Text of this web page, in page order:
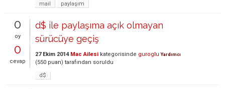
mail
paylaşım
0
oy
0
cevap
d$ ile paylaşıma açık olmayan
sürücüye geçiş
27 Ekim 2014 Mac Ailesi kategorisinde guroglu Yardımcı
(550 puan) tarafından soruldu
d$